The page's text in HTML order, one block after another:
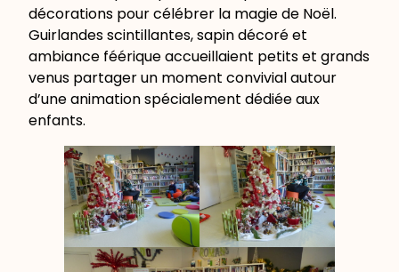
décorations pour célébrer la magie de Noël.
Guirlandes scintillantes, sapin décoré et
ambiance féérique accueillaient petits et grands
venus partager un moment convivial autour
d’une animation spécialement dédiée aux
enfants.